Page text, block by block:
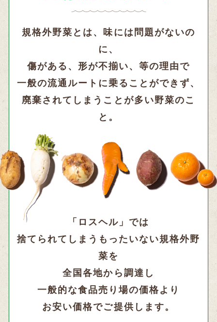
規格外野菜とは、味には問題がないの
に、
傷がある、形が不揃い、等の理由で
一般の流通ルートに乗ることができず、
廃棄されてしまうことが多い野菜のこ
と。
「ロスヘル」では
捨てられてしまうもったいない規格外野
菜を
全国各地から調達し
一般的な食品売り場の価格より
お安い価格でご提供します。